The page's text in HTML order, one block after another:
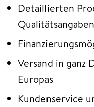
Detaillierten
Qualitätsangaben
Versand in ganz
Europas
Kundenservice